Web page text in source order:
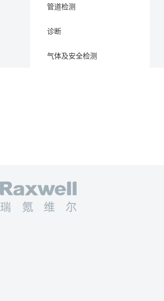
管道检测
诊断
气体及安全检测